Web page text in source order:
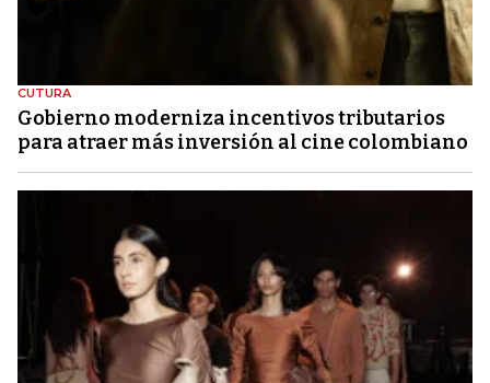
CUTURA
Gobierno moderniza incentivos tributarios
para atraer más inversión al cine colombiano